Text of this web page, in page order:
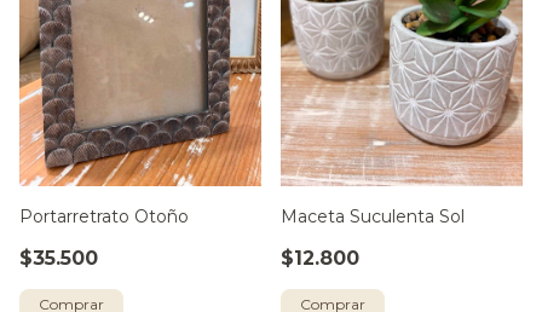
Portarretrato Otoño
$35.500
Maceta Suculenta Sol
$12.800